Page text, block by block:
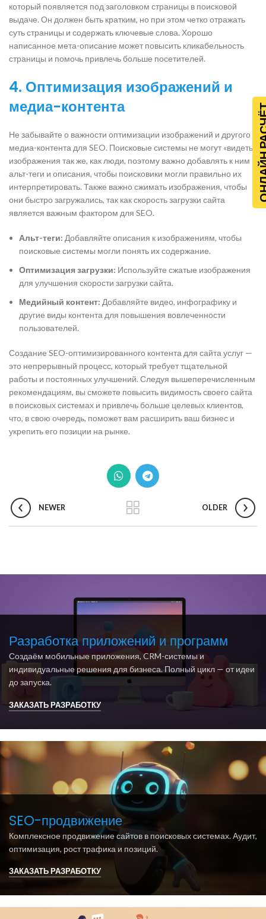
который появляется под заголовком страницы в поисковой
выдаче. Он должен быть кратким, но при этом четко отражать
суть страницы и содержать ключевые слова. Хорошо
написанное мета-описание может повысить кликабельность
страницы и помочь привлечь больше посетителей.
4. Оптимизация изображений и
медиа-контента
Не забывайте о важности оптимизации изображений и другого
медиа-контента для SEO. Поисковые системы не могут «видеть»
изображения так же, как люди, поэтому важно добавлять к ним
альт-теги и описания, чтобы поисковики могли правильно их
интерпретировать. Также важно сжимать изображения, чтобы
они быстро загружались, так как скорость загрузки сайта
является важным фактором для SEO.
Альт-теги: Добавляйте описания к изображениям, чтобы
поисковые системы могли понять их содержание.
Оптимизация загрузки: Используйте сжатые изображения
для улучшения скорости загрузки сайта.
Медийный контент: Добавляйте видео, инфографику и
другие виды контента для повышения вовлеченности
пользователей.
Создание SEO-оптимизированного контента для сайта услуг —
это непрерывный процесс, который требует тщательной
работы и постоянных улучшений. Следуя вышеперечисленным
рекомендациям, вы сможете повысить видимость своего сайта
в поисковых системах и привлечь больше целевых клиентов,
что, в свою очередь, поможет вам расширить ваш бизнес и
укрепить его позиции на рынке.
NEWER OLDER
Разработка приложений и программ
Создаём мобильные приложения, CRM-системы и
индивидуальные решения для бизнеса. Полный цикл — от идеи
до запуска.
ЗАКАЗАТЬ РАЗРАБОТКУ
SEO-продвижение
Комплексное продвижение сайтов в поисковых системах. Аудит,
оптимизация, рост трафика и позиций.
ЗАКАЗАТЬ РАЗРАБОТКУ